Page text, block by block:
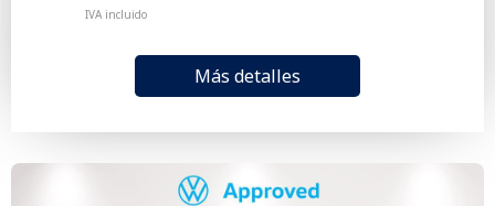
IVA incluido
Más detalles